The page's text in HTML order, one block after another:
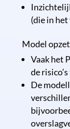
(die in
Model
Vaak het
de
De